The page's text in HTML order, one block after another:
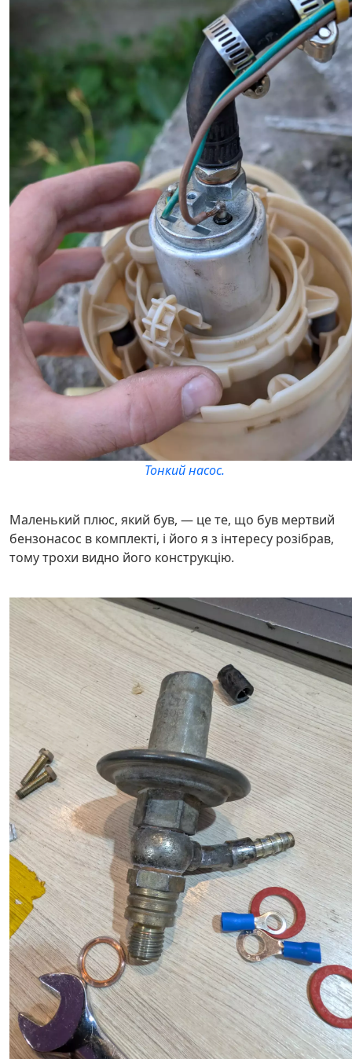
Тонкий насос.
Маленький плюс, який був, — це те, що був мертвий
бензонасос в комплекті, і його я з інтересу розібрав,
тому трохи видно його конструкцію.